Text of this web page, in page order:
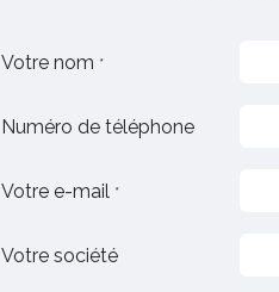
Votre nom *
Numéro de téléphone
Votre e-mail *
Votre société